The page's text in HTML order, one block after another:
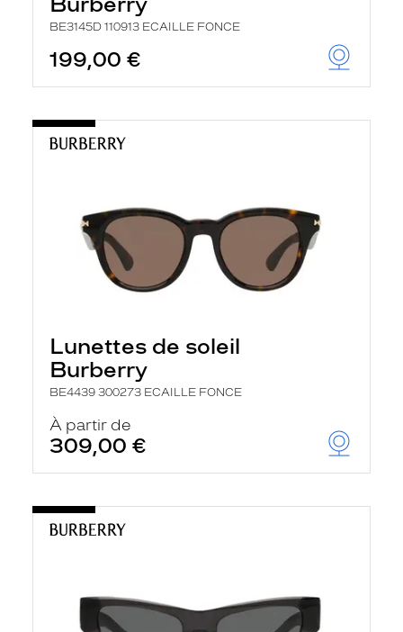
BE3145D 110913 ECAILLE FONCE
199,00 €
Lunettes de soleil
Burberry
BE4439 300273 ECAILLE FONCE
À partir de
309,00 €